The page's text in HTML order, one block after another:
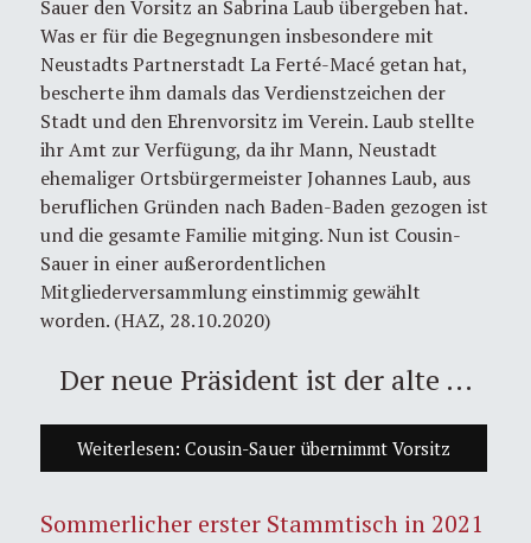
Sauer den Vorsitz an Sabrina Laub übergeben hat.
Was er für die Begegnungen insbesondere mit
Neustadts Partnerstadt La Ferté-Macé getan hat,
bescherte ihm damals das Verdienstzeichen der
Stadt und den Ehrenvorsitz im Verein. Laub stellte
ihr Amt zur Verfügung, da ihr Mann, Neustadt
ehemaliger Ortsbürgermeister Johannes Laub, aus
beruflichen Gründen nach Baden-Baden gezogen ist
und die gesamte Familie mitging. Nun ist Cousin-
Sauer in einer außerordentlichen
Mitgliederversammlung einstimmig gewählt
worden. (HAZ, 28.10.2020)
Der neue Präsident ist der alte ...
Weiterlesen: Cousin-Sauer übernimmt Vorsitz
Sommerlicher erster Stammtisch in 2021